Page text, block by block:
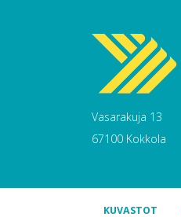
Vasarakuja 13
67100 Kokkola
KUVASTOT